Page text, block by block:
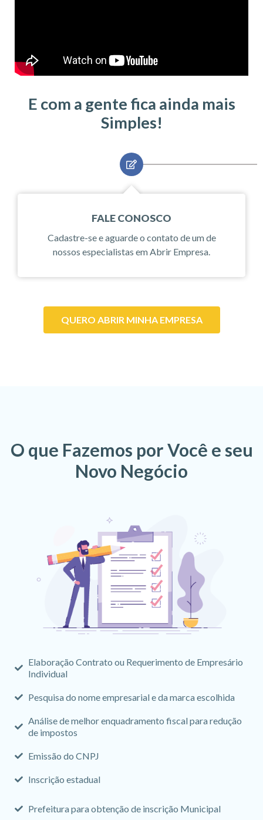
E com a gente fica ainda mais
Simples!
FALE CONOSCO
Cadastre-se e aguarde o contato de um de
nossos especialistas em Abrir Empresa.
QUERO ABRIR MINHA EMPRESA
O que Fazemos por Você e seu
Novo Negócio
Elaboração Contrato ou Requerimento de Empresário
Individual
Pesquisa do nome empresarial e da marca escolhida
Análise de melhor enquadramento fiscal para redução
de impostos
Emissão do CNPJ
Inscrição estadual
Prefeitura para obtenção de inscrição Municipal